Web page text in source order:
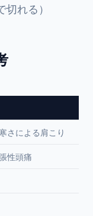
れる）
さによる肩こり
性頭痛